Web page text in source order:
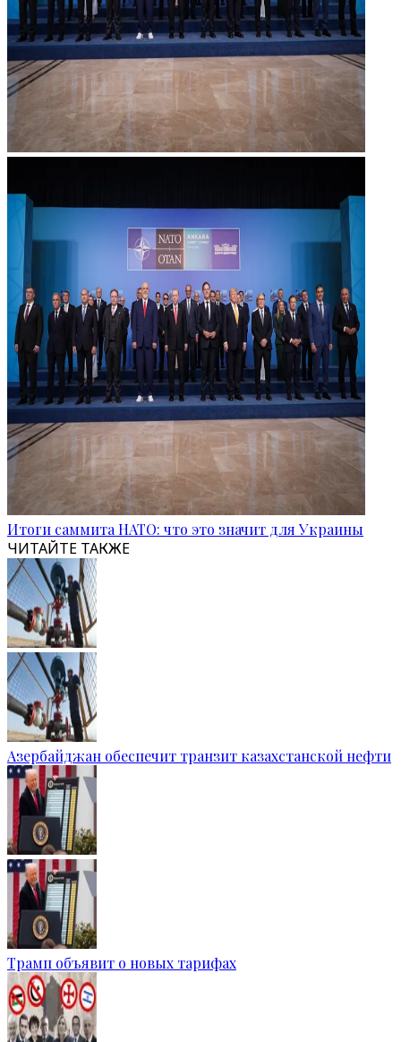
Итоги саммита НАТО: что это значит для Украины
ЧИТАЙТЕ ТАКЖЕ
Азербайджан обеспечит транзит казахстанской нефти
Трамп объявит о новых тарифах